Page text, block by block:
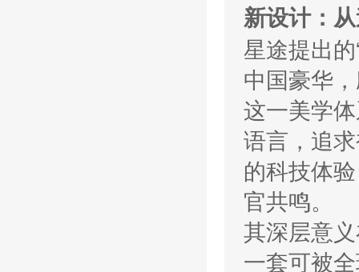
新设计：
星途提出
中国豪华
这一美学
语言，追
的科技体
官共鸣。
其深层意
一套可被